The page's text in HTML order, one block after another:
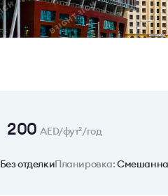
200AED/фут2/год
Без отделкиПланировка: